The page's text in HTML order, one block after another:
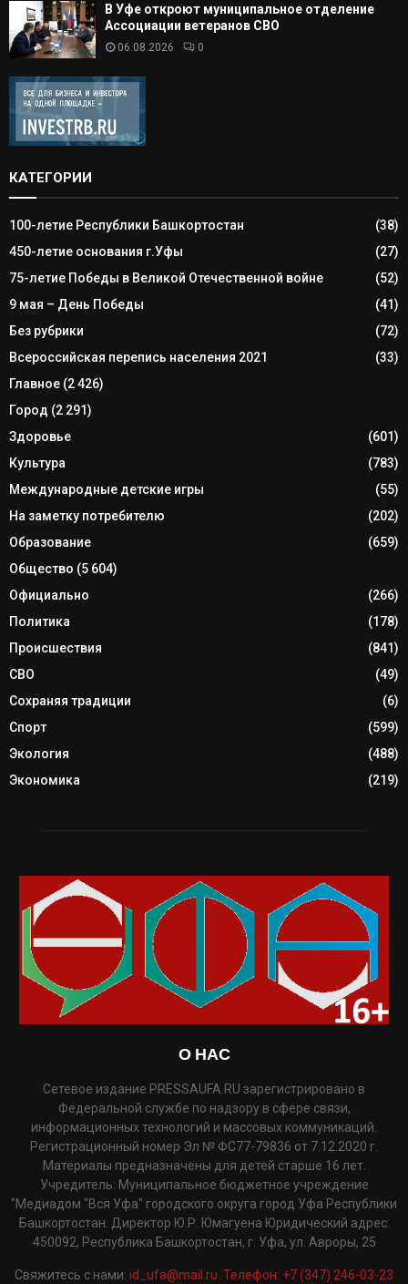
В Уфе откроют муниципальное отделение
Ассоциации ветеранов СВО
06.08.2026 0
КАТЕГОРИИ
100-летие Республики Башкортостан
(38)
450-летие основания г.Уфы
(27)
75-летие Победы в Великой Отечественной войне
(52)
9 мая – День Победы
(41)
Без рубрики
(72)
Всероссийская перепись населения 2021
(33)
Главное (2 426)
Город (2 291)
Здоровье
(601)
Культура
(783)
Международные детские игры
(55)
На заметку потребителю
(202)
Образование
(659)
Общество (5 604)
Официально
(266)
Политика
(178)
Происшествия
(841)
СВО
(49)
Сохраняя традиции
(6)
Спорт
(599)
Экология
(488)
Экономика
(219)
О НАС
Сетевое издание PRESSAUFA.RU зарегистрировано в
Федеральной службе по надзору в сфере связи,
информационных технологий и массовых коммуникаций.
Регистрационный номер Эл № ФС77-79836 от 7.12.2020 г.
Материалы предназначены для детей старше 16 лет.
Учредитель: Муниципальное бюджетное учреждение
"Медиадом "Вся Уфа" городского округа город Уфа Республики
Башкортостан. Директор Ю.Р. Юмагуена Юридический адрес:
450092, Республика Башкортостан, г. Уфа, ул. Авроры, 25
Свяжитесь с нами: id_ufa@mail.ru. Телефон: +7 (347) 246-03-23